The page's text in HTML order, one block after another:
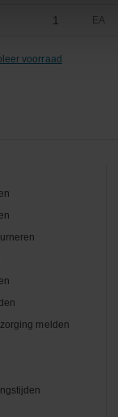
EA
voorraad
melden